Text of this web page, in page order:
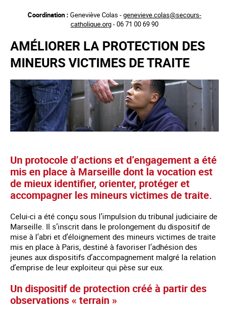
principal
Coordination : Geneviève Colas -genevieve.colas@secours-
catholique.org- 06 71 00 69 90
AMÉLIORER LA PROTECTION DES
MINEURS VICTIMES DE TRAITE
Un protocole d’actions et d’engagement a été
mis en place à Marseille dont la vocation est
de mieux identifier, orienter, protéger et
accompagner les mineurs victimes de traite.
Celui-ci a été conçu sous l’impulsion du tribunal judiciaire de
Marseille. Il s’inscrit dans le prolongement du dispositif de
mise à l’abri et d’éloignement des mineurs victimes de traite
mis en place à Paris, destiné à favoriser l’adhésion des
jeunes aux dispositifs d’accompagnement malgré la relation
d’emprise de leur exploiteur qui pèse sur eux.
Un dispositif de protection créé à partir des
observations « terrain »